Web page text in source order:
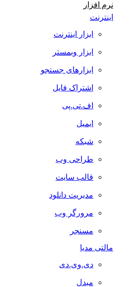
نرم افزار
اینترنت
ابزار اینترنت
ابزار وبمستر
ابزارهای جستجو
اشتراک فایل
اف.تی.پی
ایمیل
شبکه
طراحی وب
قالب سایت
مدیریت دانلود
مرورگر وب
مسنجر
مالتی مدیا
دی.وی.دی
مبدل